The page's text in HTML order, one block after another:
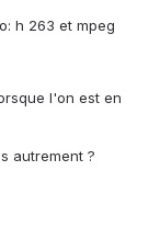
h 263 et mpeg
l'on est en
autrement ?